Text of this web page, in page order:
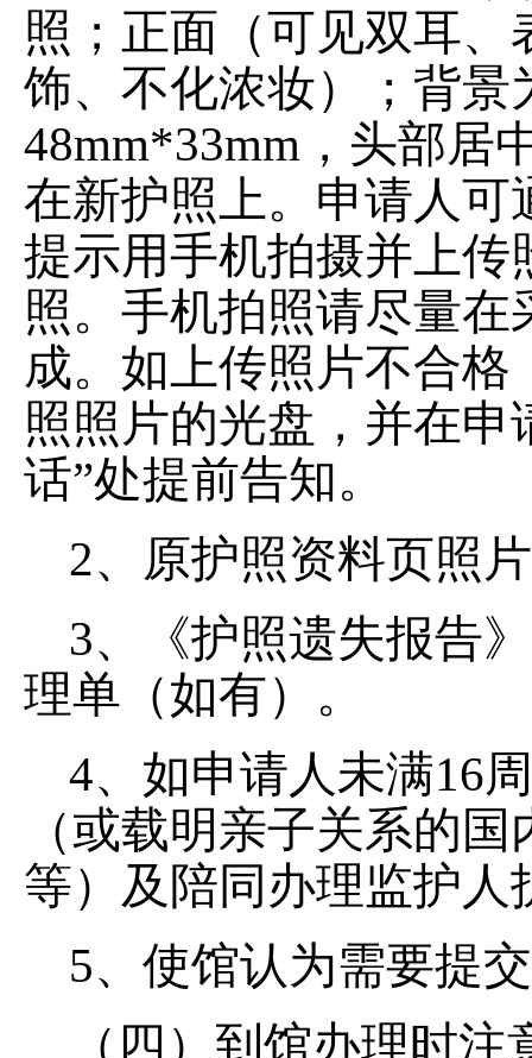
照；正面（可见双耳
饰、不化浓妆）；背景
48mm*33mm，头部居
在新护照上。申请人可
提示用手机拍摄并上
照。手机拍照请尽量
成。如上传照片不合
照照片的光盘，并在申
话”处提前告知。
2、原护照资料页照
3、《护照遗失报告
理单（如有）。
4、如申请人未满16
（或载明亲子关系的
等）及陪同办理监护人
5、使馆认为需要提
（四）到馆办理时注